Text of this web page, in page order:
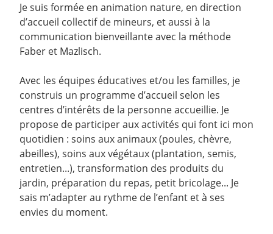
Je suis formée en animation nature, en direction
d’accueil collectif de mineurs, et aussi à la
communication bienveillante avec la méthode
Faber et Mazlisch.
Avec les équipes éducatives et/ou les familles, je
construis un programme d’accueil selon les
centres d’intérêts de la personne accueillie. Je
propose de participer aux activités qui font ici mon
quotidien : soins aux animaux (poules, chèvre,
abeilles), soins aux végétaux (plantation, semis,
entretien...), transformation des produits du
jardin, préparation du repas, petit bricolage... Je
sais m’adapter au rythme de l’enfant et à ses
envies du moment.